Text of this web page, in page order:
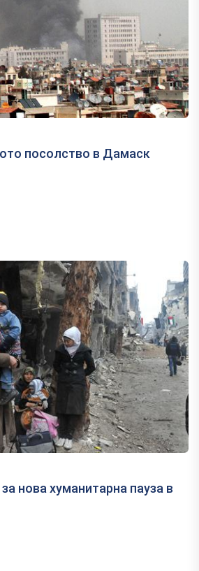
посолство в Дамаск
нова хуманитарна пауза в